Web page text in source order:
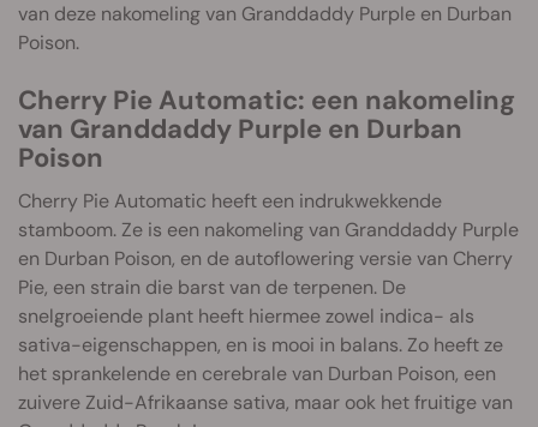
van deze nakomeling van Granddaddy Purple en Durban
Poison.
Cherry Pie Automatic: een nakomeling
van Granddaddy Purple en Durban
Poison
Cherry Pie Automatic heeft een indrukwekkende
stamboom. Ze is een nakomeling van Granddaddy Purple
en Durban Poison, en de autoflowering versie van Cherry
Pie, een strain die barst van de terpenen. De
snelgroeiende plant heeft hiermee zowel indica- als
sativa-eigenschappen, en is mooi in balans. Zo heeft ze
het sprankelende en cerebrale van Durban Poison, een
zuivere Zuid-Afrikaanse sativa, maar ook het fruitige van